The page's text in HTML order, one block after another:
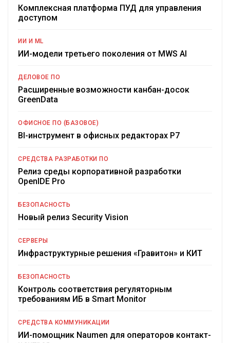
Комплексная платформа ПУД для управления
доступом
ИИ И ML
ИИ-модели третьего поколения от MWS AI
ДЕЛОВОЕ ПО
Расширенные возможности канбан-досок
GreenData
ОФИСНОЕ ПО (БАЗОВОЕ)
BI-инструмент в офисных редакторах Р7
СРЕДСТВА РАЗРАБОТКИ ПО
Релиз среды корпоративной разработки
OpenIDE Pro
БЕЗОПАСНОСТЬ
Новый релиз Security Vision
СЕРВЕРЫ
Инфраструктурные решения «Гравитон» и КИТ
БЕЗОПАСНОСТЬ
Контроль соответствия регуляторным
требованиям ИБ в Smart Monitor
СРЕДСТВА КОММУНИКАЦИИ
ИИ-помощник Naumen для операторов контакт-